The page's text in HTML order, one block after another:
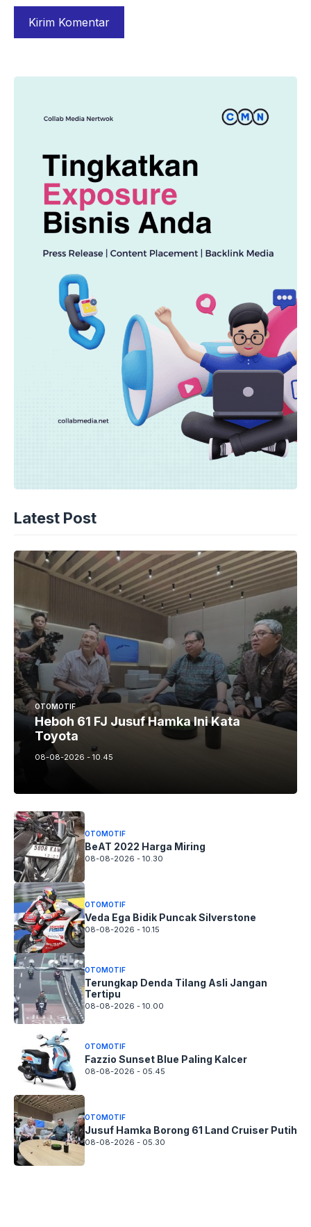
Latest Post
OTOMOTIF
Heboh 61 FJ Jusuf Hamka Ini Kata
Toyota
08-08-2026 - 10.45
OTOMOTIF
BeAT 2022 Harga Miring
08-08-2026 - 10.30
OTOMOTIF
Veda Ega Bidik Puncak Silverstone
08-08-2026 - 10.15
OTOMOTIF
Terungkap Denda Tilang Asli Jangan
Tertipu
08-08-2026 - 10.00
OTOMOTIF
Fazzio Sunset Blue Paling Kalcer
08-08-2026 - 05.45
OTOMOTIF
Jusuf Hamka Borong 61 Land Cruiser Putih
08-08-2026 - 05.30